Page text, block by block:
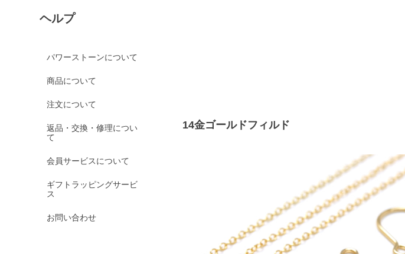
ヘルプ
パワーストーンについて
商品について
注文について
返品・交換・修理につい
て
会員サービスについて
ギフトラッピングサービ
ス
お問い合わせ
14金ゴールドフィルド